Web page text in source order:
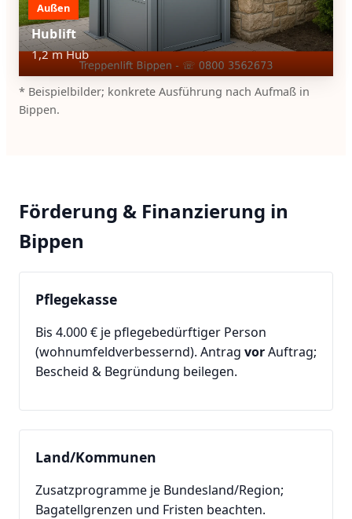
Außen
Hublift
1,2 m Hub
* Beispielbilder; konkrete Ausführung nach Aufmaß in
Bippen.
Förderung & Finanzierung in
Bippen
Pflegekasse
Bis 4.000 € je pflegebedürftiger Person
(wohnumfeldverbessernd). Antrag vorAuftrag;
Bescheid & Begründung beilegen.
Land/Kommunen
Zusatzprogramme je Bundesland/Region;
Bagatellgrenzen und Fristen beachten.